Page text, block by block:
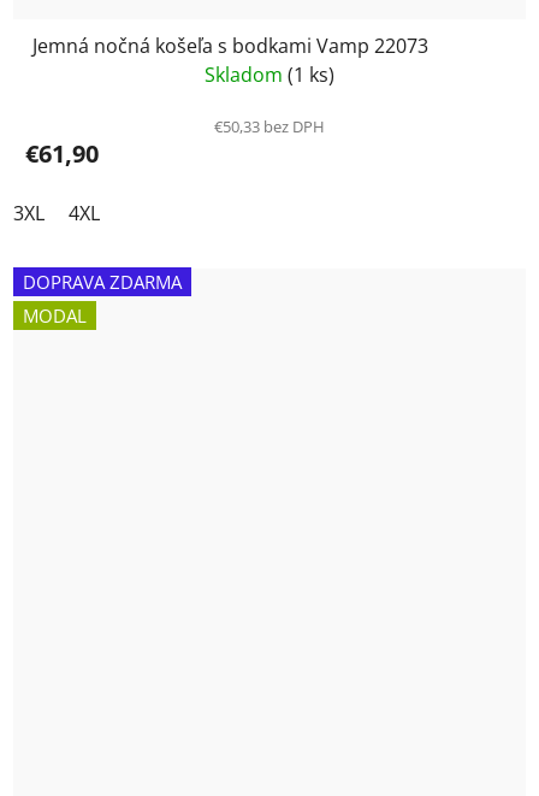
Jemná nočná košeľa s bodkami Vamp 22073
Skladom (1 ks)
€50,33 bez DPH
€61,90
3XL 4XL
DOPRAVA ZDARMA
MODAL